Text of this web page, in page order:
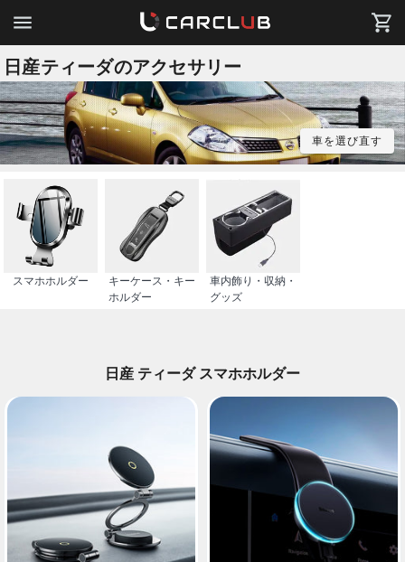
日産ティーダのアクセサリー
車を選び直す
スマホホルダー
キーケース・キー
ホルダー
車内飾り・収納・
グッズ
日産 ティーダ スマホホルダー